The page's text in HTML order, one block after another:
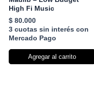
High Fi Music
$80.000
3 cuotas sin interés con
Mercado Pago
Agregar al carrito